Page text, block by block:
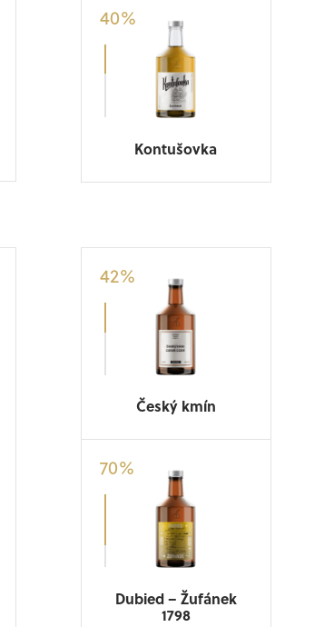
Kontušovka
40%
Český kmín
42%
Dubied – Žufánek
1798
70%